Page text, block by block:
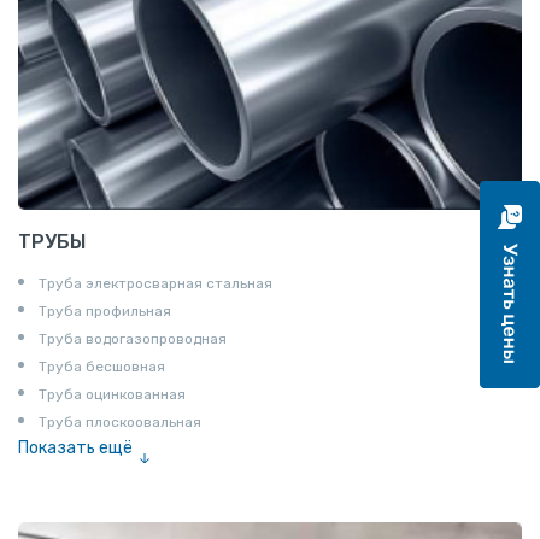
ТРУБЫ
Труба электросварная стальная
Труба профильная
Труба водогазопроводная
Труба бесшовная
Труба оцинкованная
Труба плоскоовальная
Показать ещё